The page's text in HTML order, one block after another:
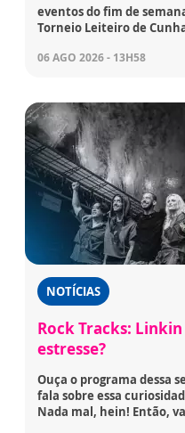
eventos do fim de
Torneio Leiteiro de
06 AGO 2026 - 13H58
NOTÍCIAS
Rock Tracks:
estresse?
Ouça o programa dessa
fala sobre essa
Nada mal, hein! Então,